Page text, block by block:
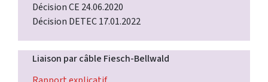
Décision CE 24.06.2020
Décision DETEC 17.01.2022
Liaison par câble Fiesch-Bellwald